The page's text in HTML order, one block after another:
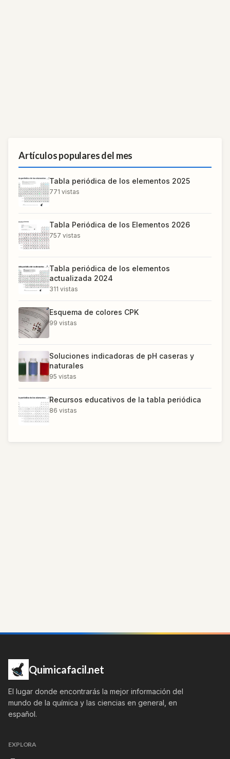
Artículos populares del mes
Tabla periódica de los elementos 2025
771 vistas
Tabla Periódica de los Elementos 2026
757 vistas
Tabla periódica de los elementos
actualizada 2024
311 vistas
Esquema de colores CPK
99 vistas
Soluciones indicadoras de pH caseras y
naturales
95 vistas
Recursos educativos de la tabla periódica
86 vistas
Quimicafacil.net
El lugar donde encontrarás la mejor información del
mundo de la química y las ciencias en general, en
español.
EXPLORA